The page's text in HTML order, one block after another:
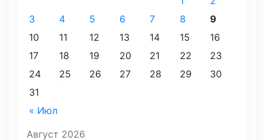
Август 2026
« Июл
3
4 5 6 7 8
9
10
11 12 13 14 15
16
17
18 19 20 21 22
23
24
25 26 27 28 29
30
31